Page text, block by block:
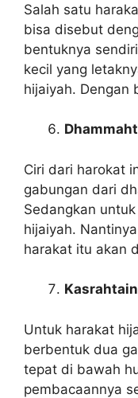
Salah satu
bisa disebut
bentuknya
kecil yang
hijaiyah. Dengan
Ciri dari harokat
gabungan dari
Sedangkan
hijaiyah.
harakat itu akan
Kasrahtain
Untuk harakat
berbentuk dua
tepat di bawah
pembacaannya